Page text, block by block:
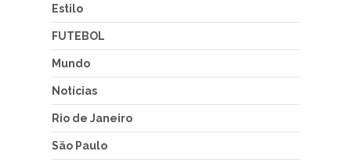
Estilo
FUTEBOL
Mundo
Notícias
Rio de Janeiro
São Paulo